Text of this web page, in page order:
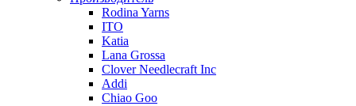
Rodina Yarns
ITO
Katia
Lana Grossa
Clover Needlecraft Inc
Addi
Chiao Goo